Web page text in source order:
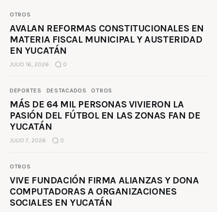
OTROS
AVALAN REFORMAS CONSTITUCIONALES EN
MATERIA FISCAL MUNICIPAL Y AUSTERIDAD
EN YUCATÁN
JULIO 16, 2026 0
DEPORTES DESTACADOS OTROS
MÁS DE 64 MIL PERSONAS VIVIERON LA
PASIÓN DEL FÚTBOL EN LAS ZONAS FAN DE
YUCATÁN
JULIO 7, 2026 0
OTROS
VIVE FUNDACIÓN FIRMA ALIANZAS Y DONA
COMPUTADORAS A ORGANIZACIONES
SOCIALES EN YUCATÁN